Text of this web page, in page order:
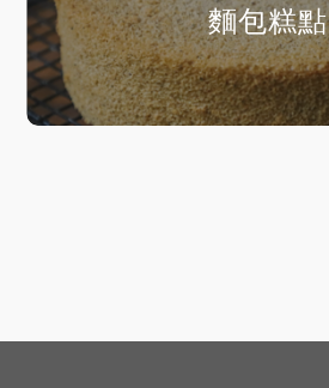
麵包糕點